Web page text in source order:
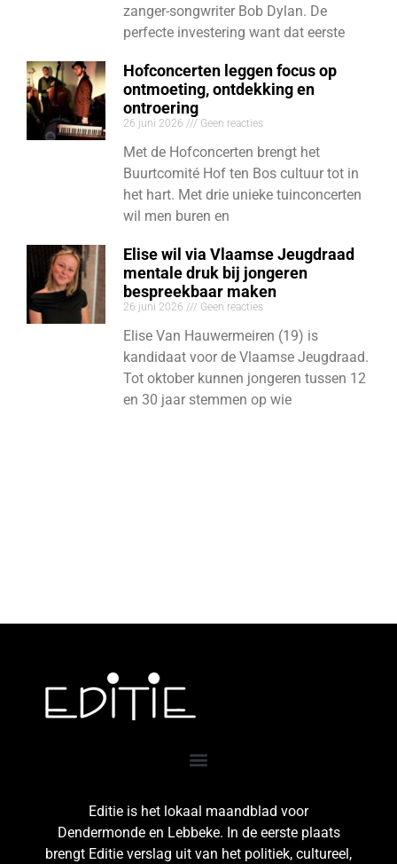
zanger-songwriter Bob Dylan. De
perfecte investering want dat eerste
Hofconcerten leggen focus op
ontmoeting, ontdekking en
ontroering
26 juni 2026 Geen reacties
Met de Hofconcerten brengt het
Buurtcomité Hof ten Bos cultuur tot in
het hart. Met drie unieke tuinconcerten
wil men buren en
Elise wil via Vlaamse Jeugdraad
mentale druk bij jongeren
bespreekbaar maken
26 juni 2026 Geen reacties
Elise Van Hauwermeiren (19) is
kandidaat voor de Vlaamse Jeugdraad.
Tot oktober kunnen jongeren tussen 12
en 30 jaar stemmen op wie
Editie is het lokaal maandblad voor
Dendermonde en Lebbeke. In de eerste plaats
brengt Editie verslag uit van het politiek, cultureel,